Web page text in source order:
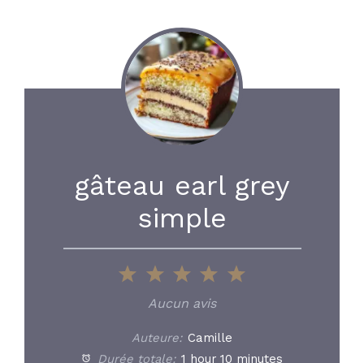
gâteau earl grey
simple
5
4
3
Stars
2
Stars
1
Star
Aucun avis
Auteure: Camille
Durée totale: 1 hour 10 minutes